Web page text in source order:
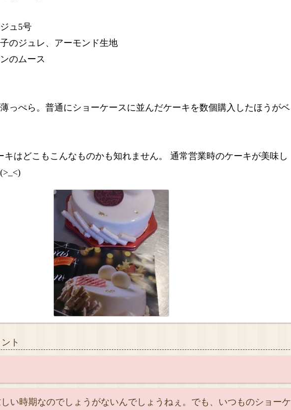
ュ5号
のジュレ、アーモンド生地
のムース
っぺら。普通にショーケースに並んだケーキを数個購入したほうがベ
キはどこもこんなものかも知れません。 通常営業時のケーキが美味し
ト
い時期なのでしょうがないんでしょうねぇ。でも、いつものショーケ